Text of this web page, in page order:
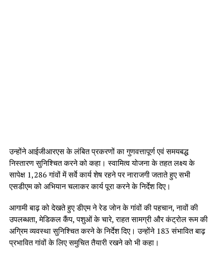
उन्होंने आईजीआरएस के लंबित प्रकरणों का गुणवत्तापूर्ण एवं समयबद्ध
निस्तारण सुनिश्चित करने को कहा। स्वामित्व योजना के तहत लक्ष्य के
सापेक्ष 1,286 गांवों में सर्वे कार्य शेष रहने पर नाराजगी जताते हुए सभी
एसडीएम को अभियान चलाकर कार्य पूरा करने के निर्देश दिए।
आगामी बाढ़ को देखते हुए डीएम ने रेड जोन के गांवों की पहचान, नावों की
उपलब्धता, मेडिकल कैंप, पशुओं के चारे, राहत सामग्री और कंट्रोल रूम की
अग्रिम व्यवस्था सुनिश्चित करने के निर्देश दिए। उन्होंने 183 संभावित बाढ़
प्रभावित गांवों के लिए समुचित तैयारी रखने को भी कहा।